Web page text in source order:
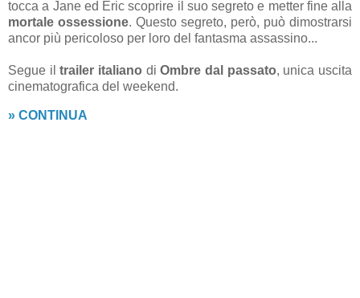
tocca a Jane ed Eric scoprire il suo segreto e metter fine alla
mortale ossessione. Questo segreto, però, può dimostrarsi
ancor più pericoloso per loro del fantasma assassino...
Segue iltrailer italiano diOmbre dal passato, unica uscita
cinematografica del weekend.
» CONTINUA